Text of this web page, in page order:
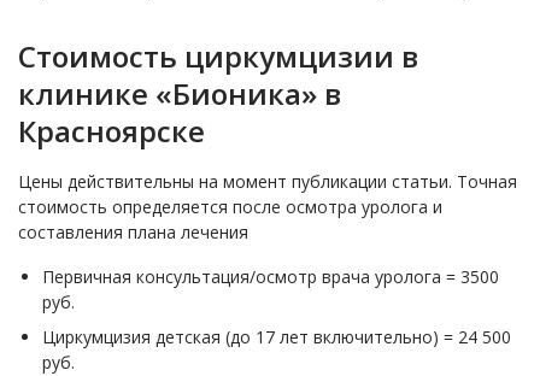
Стоимость циркумцизии в
клинике «Бионика» в
Красноярске
Цены действительны на момент публикации статьи. Точная
стоимость определяется после осмотра уролога и
составления плана лечения
Первичная консультация/осмотр врача уролога = 3500
руб.
Циркумцизия детская (до 17 лет включительно) = 24 500
руб.